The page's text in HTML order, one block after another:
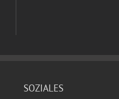
SOZIALES